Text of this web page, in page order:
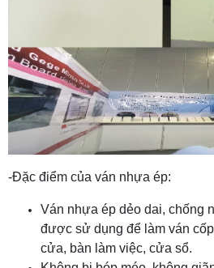
-Đặc điểm của ván nhựa ép:
Ván nhựa ép dẻo dai, chống
được sử dụng để làm ván
cửa, bàn làm việc, cửa sổ.